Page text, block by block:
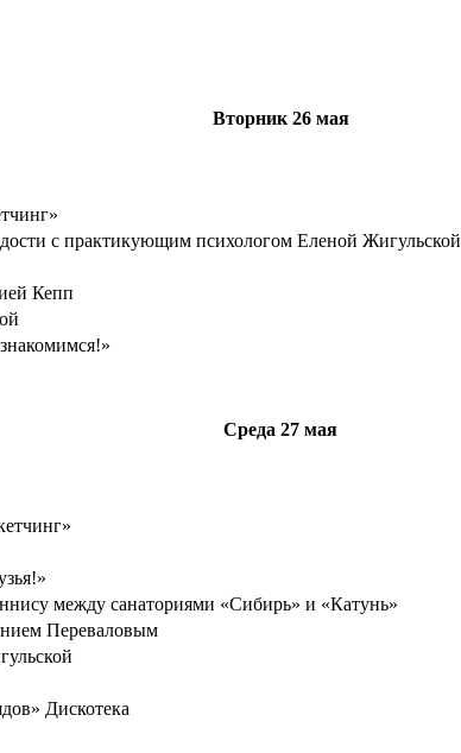
Вторник26 мая
с практикующим психологом Еленой Жигульской
Кепп
Среда 27 мая
между санаториями «Сибирь» и «Катунь»
Переваловым
Дискотека